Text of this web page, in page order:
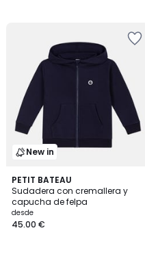
New in
PETIT BATEAU
Sudadera con cremallera y
capucha de felpa
desde
45.00 €